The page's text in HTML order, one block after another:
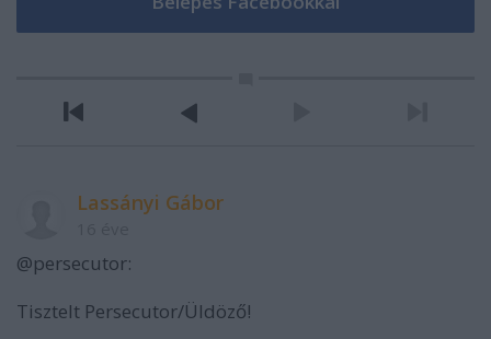
Lassányi Gábor
@persecutor:
Tisztelt Persecutor/Üldöző!